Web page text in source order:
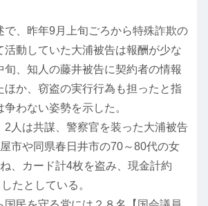
で、昨年9月上旬ごろから特殊詐欺の
活動していた大浦被告は報酬が少な
旬、知人の藤井被告に契約者の情報
ほか、窃盗の実行行為も担ったと指
わない姿勢を示した。
2人は共謀、警察官を装った大浦被告
市や同県春日井市の70～80代の女
、カード計4枚を盗み、現金計約
たとしている。